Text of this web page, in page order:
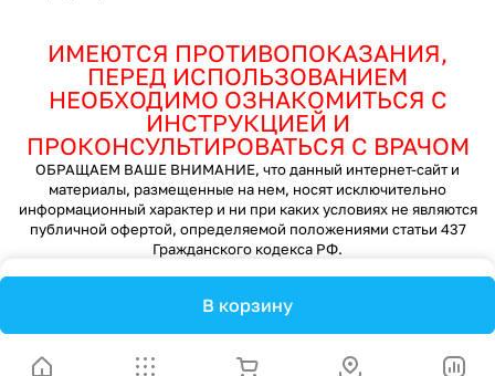
В корзину
ИМЕЮТСЯ ПРОТИВОПОКАЗАНИЯ,
ПЕРЕД ИСПОЛЬЗОВАНИЕМ
НЕОБХОДИМО ОЗНАКОМИТЬСЯ С
ИНСТРУКЦИЕЙ И
ПРОКОНСУЛЬТИРОВАТЬСЯ С ВРАЧОМ
ОБРАЩАЕМ ВАШЕ ВНИМАНИЕ, что данный интернет-сайт и
материалы, размещенные на нем, носят исключительно
информационный характер и ни при каких условиях не являются
публичной офертой, определяемой положениями статьи 437
Гражданского кодекса РФ.